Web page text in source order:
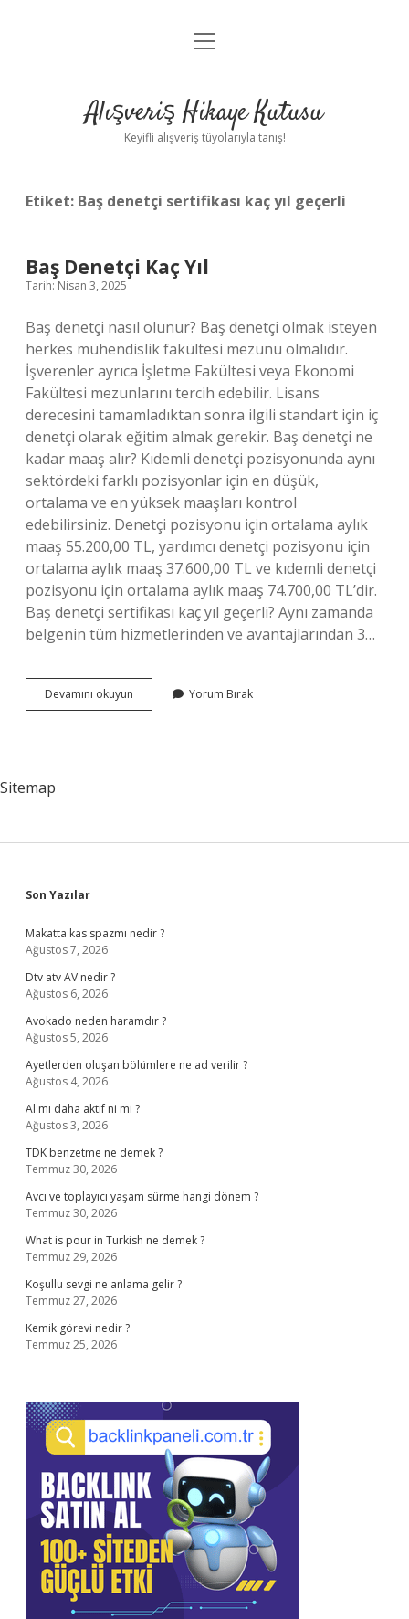
Anasayfa
Yasal Uyarı
menüyü
Alışveriş Hikaye Kutusu
Keyifli alışveriş tüyolarıyla tanış!
Etiket: Baş denetçi sertifikası kaç yıl geçerli
Baş Denetçi Kaç Yıl
Tarih: Nisan 3, 2025
Baş denetçi nasıl olunur? Baş denetçi olmak isteyen
herkes mühendislik fakültesi mezunu olmalıdır.
İşverenler ayrıca İşletme Fakültesi veya Ekonomi
Fakültesi mezunlarını tercih edebilir. Lisans
derecesini tamamladıktan sonra ilgili standart için iç
denetçi olarak eğitim almak gerekir. Baş denetçi ne
kadar maaş alır? Kıdemli denetçi pozisyonunda aynı
sektördeki farklı pozisyonlar için en düşük,
ortalama ve en yüksek maaşları kontrol
edebilirsiniz. Denetçi pozisyonu için ortalama aylık
maaş 55.200,00 TL, yardımcı denetçi pozisyonu için
ortalama aylık maaş 37.600,00 TL ve kıdemli denetçi
pozisyonu için ortalama aylık maaş 74.700,00 TL’dir.
Baş denetçi sertifikası kaç yıl geçerli? Aynı zamanda
belgenin tüm hizmetlerinden ve avantajlarından 3…
Devamını okuyun
Denetçi
Yorum Bırak
Sitemap
Sidebar
Son Yazılar
Makatta kas spazmı nedir ?
Ağustos 7, 2026
Dtv atv AV nedir ?
Ağustos 6, 2026
Avokado neden haramdır ?
Ağustos 5, 2026
Ayetlerden oluşan bölümlere ne ad verilir ?
Ağustos 4, 2026
Al mı daha aktif ni mi ?
Ağustos 3, 2026
TDK benzetme ne demek ?
Temmuz 30, 2026
Avcı ve toplayıcı yaşam sürme hangi dönem ?
Temmuz 30, 2026
What is pour in Turkish ne demek ?
Temmuz 29, 2026
Koşullu sevgi ne anlama gelir ?
Temmuz 27, 2026
Kemik görevi nedir ?
Temmuz 25, 2026